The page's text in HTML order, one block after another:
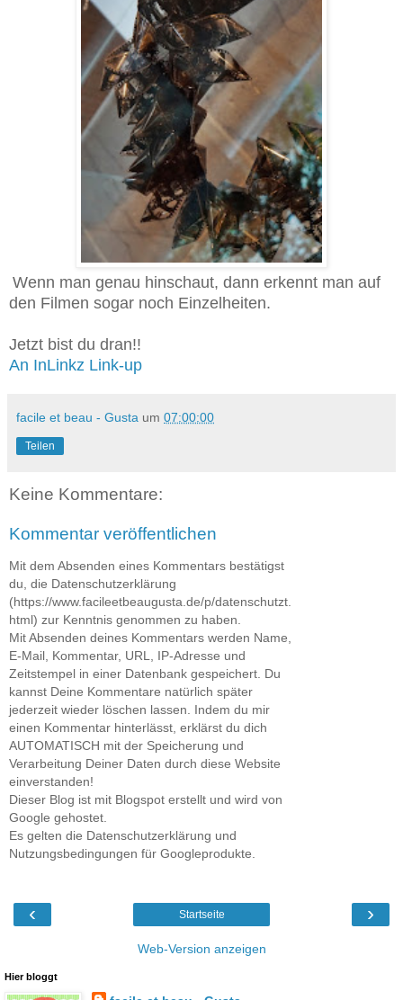
Wenn man genau hinschaut, dann erkennt man auf
den Filmen sogar noch Einzelheiten.
Jetzt bist du dran!!
An InLinkz Link-up
facile et beau - Gusta um 07:00:00
Teilen
Keine Kommentare:
Kommentar veröffentlichen
Mit dem Absenden eines Kommentars bestätigst
du, die Datenschutzerklärung
(https://www.facileetbeaugusta.de/p/datenschutzt.
html) zur Kenntnis genommen zu haben.
Mit Absenden deines Kommentars werden Name,
E-Mail, Kommentar, URL, IP-Adresse und
Zeitstempel in einer Datenbank gespeichert. Du
kannst Deine Kommentare natürlich später
jederzeit wieder löschen lassen. Indem du mir
einen Kommentar hinterlässt, erklärst du dich
AUTOMATISCH mit der Speicherung und
Verarbeitung Deiner Daten durch diese Website
einverstanden!
Dieser Blog ist mit Blogspot erstellt und wird von
Google gehostet.
Es gelten die Datenschutzerklärung und
Nutzungsbedingungen für Googleprodukte.
‹ ›
Startseite
Web-Version anzeigen
Hier bloggt